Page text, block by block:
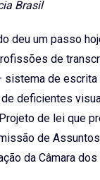
Brasil
deu um passo
de
sistema de escrita
deficientes
de lei que
de
da Câmara